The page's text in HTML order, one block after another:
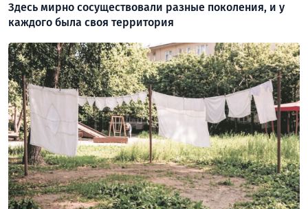
Здесь мирно сосуществовали разные поколения, и у
каждого была своя территория